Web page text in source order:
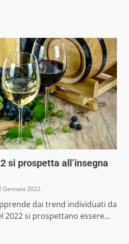
si prospetta all’insegna
Gennaio 2022
dai trend individuati da
2022 si prospettano essere...